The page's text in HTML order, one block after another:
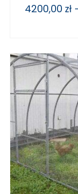
4200,00 zł